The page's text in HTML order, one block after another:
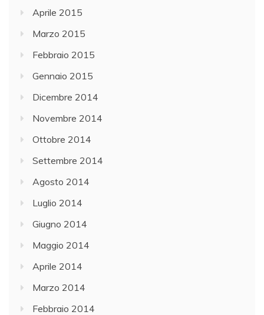
Aprile 2015
Marzo 2015
Febbraio 2015
Gennaio 2015
Dicembre 2014
Novembre 2014
Ottobre 2014
Settembre 2014
Agosto 2014
Luglio 2014
Giugno 2014
Maggio 2014
Aprile 2014
Marzo 2014
Febbraio 2014